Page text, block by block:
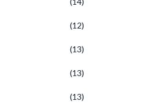
(12)
(13)
(13)
(13)